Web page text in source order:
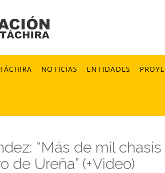
TÁCHIRA NOTICIAS ENTIDADES
“Más de mil
de Ureña” (+Video)